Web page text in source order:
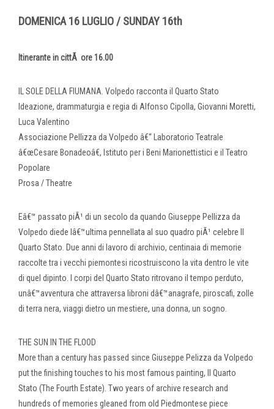
DOMENICA 16 LUGLIO / SUNDAY 16th
Itinerante in cittÃ ore 16.00
IL SOLE DELLA FIUMANA. Volpedo racconta il Quarto Stato
Ideazione, drammaturgia e regia di Alfonso Cipolla, Giovanni Moretti,
Luca Valentino
Associazione Pellizza da Volpedo â€“ Laboratorio Teatrale
â€œCesare Bonadeoâ€, Istituto per i Beni Marionettistici e il Teatro
Popolare
Prosa / Theatre
Eâ€™ passato piÃ¹ di un secolo da quando Giuseppe Pellizza da
Volpedo diede lâ€™ultima pennellata al suo quadro piÃ¹ celebre Il
Quarto Stato. Due anni di lavoro di archivio, centinaia di memorie
raccolte tra i vecchi piemontesi ricostruiscono la vita dentro le vite
di quel dipinto. I corpi del Quarto Stato ritrovano il tempo perduto,
unâ€™avventura che attraversa libroni dâ€™anagrafe, piroscafi, zolle
di terra nera, viaggi dietro un mestiere, una donna, un sogno.
THE SUN IN THE FLOOD
More than a century has passed since Giuseppe Pelizza da Volpedo
put the finishing touches to his most famous painting, Il Quarto
Stato (The Fourth Estate). Two years of archive research and
hundreds of memories gleaned from old Piedmontese piece